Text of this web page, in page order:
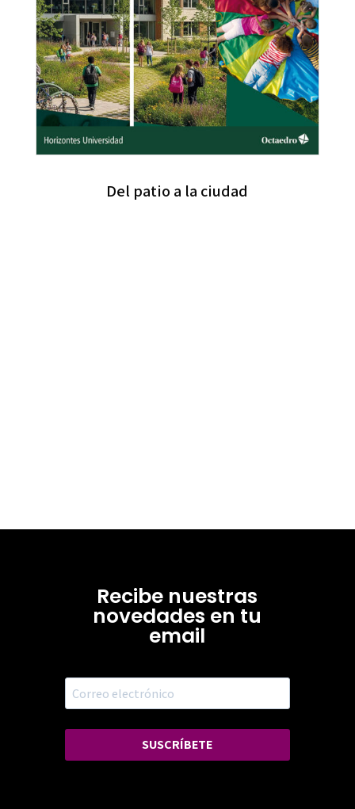
Del patio a la ciudad
Recibe nuestras
novedades en tu
email
SUSCRÍBETE